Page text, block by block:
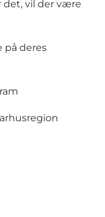
det, vil der være
på deres